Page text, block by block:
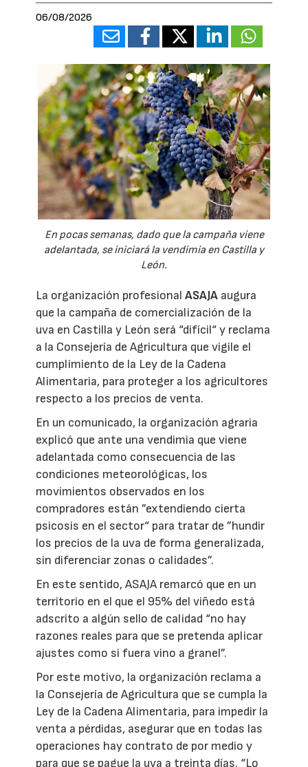
06/08/2026
En pocas semanas, dado que la campaña viene
adelantada, se iniciará la vendimia en Castilla y
León.
La organización profesionalASAJA augura
que la campaña de comercialización de la
uva en Castilla y León será “difícil“ y reclama
a la Consejería de Agricultura que vigile el
cumplimiento de la Ley de la Cadena
Alimentaria, para proteger a los agricultores
respecto a los precios de venta.
En un comunicado, la organización agraria
explicó que ante una vendimia que viene
adelantada como consecuencia de las
condiciones meteorológicas, los
movimientos observados en los
compradores están ”extendiendo cierta
psicosis en el sector“ para tratar de ”hundir
los precios de la uva de forma generalizada,
sin diferenciar zonas o calidades”.
En este sentido, ASAJA remarcó que en un
territorio en el que el 95% del viñedo está
adscrito a algún sello de calidad “no hay
razones reales para que se pretenda aplicar
ajustes como si fuera vino a granel”.
Por este motivo, la organización reclama a
la Consejería de Agricultura que se cumpla la
Ley de la Cadena Alimentaria, para impedir la
venta a pérdidas, asegurar que en todas las
operaciones hay contrato de por medio y
para que se pague la uva a treinta días. “Lo